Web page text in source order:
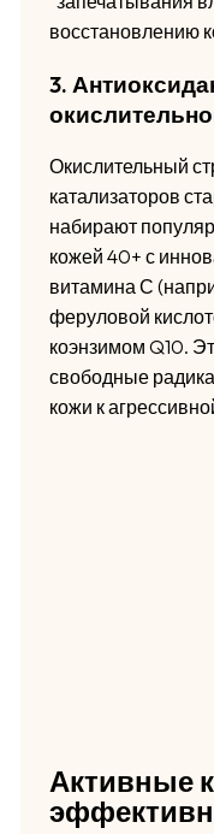
восстановлению
3.
Окислительный
катализаторов
набирают
кожей 40+ с
витамина С
феруловой
коэнзимом Q10.
свободные
кожи к
Активные